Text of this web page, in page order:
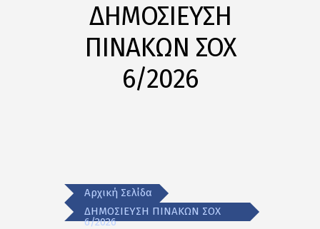
ΔΗΜΟΣΙΕΥΣΗ
ΠΙΝΑΚΩΝ ΣΟΧ
6/2026
Αρχική Σελίδα
ΔΗΜΟΣΙΕΥΣΗ ΠΙΝΑΚΩΝ ΣΟΧ
6/2026